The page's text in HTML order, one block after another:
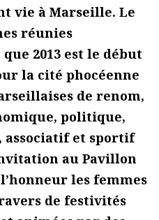
vie à Marseille. Le
réunies
2013 est le début
la cité phocéenne
de renom,
politique,
et sportif
au Pavillon
les femmes
de festivités